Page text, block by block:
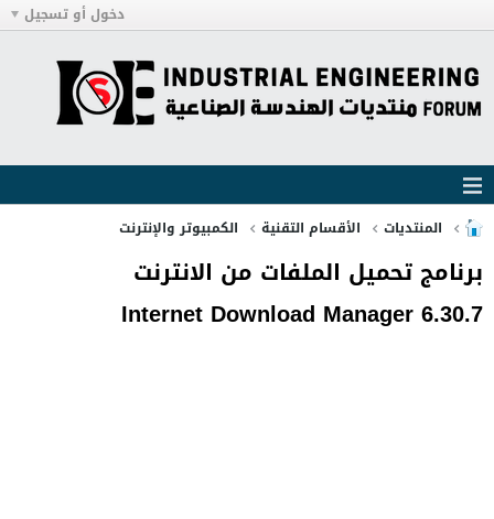
دخول أو تسجيل
المنتديات الأقسام التقنية الكمبيوتر والإنترنت
برنامج تحميل الملفات من الانترنت
Internet Download Manager 6.30.7